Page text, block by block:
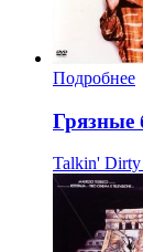
Подробнее
Грязные
Talkin'